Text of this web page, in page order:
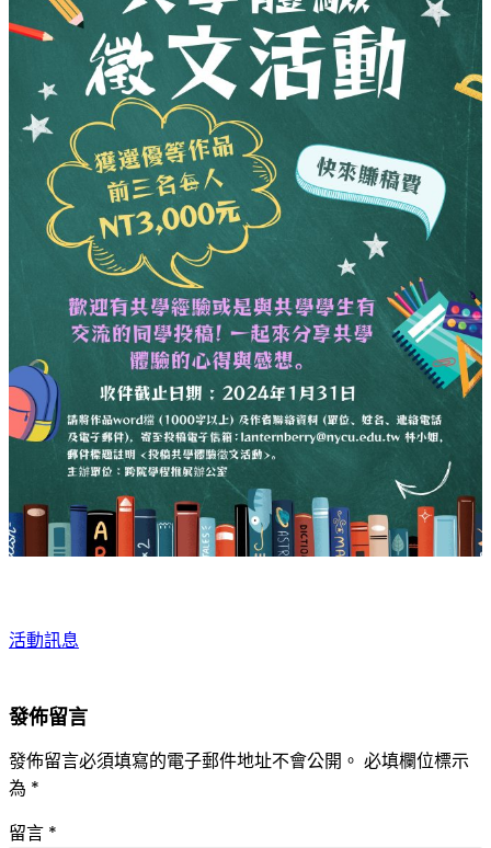
活動訊息
發佈留言
發佈留言必須填寫的電子郵件地址不會公開。 必填欄位標示
為 *
留言 *